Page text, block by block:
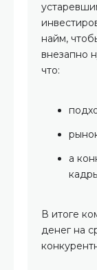
найм,
внезапно
что:
а
В итоге
денег на